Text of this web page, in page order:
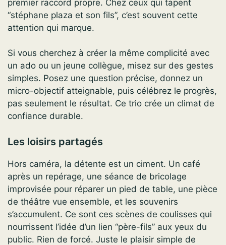
premier raccord propre. Chez ceux qui tapent
“stéphane plaza et son fils”, c’est souvent cette
attention qui marque.
Si vous cherchez à créer la même complicité avec
un ado ou un jeune collègue, misez sur des gestes
simples. Posez une question précise, donnez un
micro-objectif atteignable, puis célébrez le progrès,
pas seulement le résultat. Ce trio crée un climat de
confiance durable.
Les loisirs partagés
Hors caméra, la détente est un ciment. Un café
après un repérage, une séance de bricolage
improvisée pour réparer un pied de table, une pièce
de théâtre vue ensemble, et les souvenirs
s’accumulent. Ce sont ces scènes de coulisses qui
nourrissent l’idée d’un lien “père-fils” aux yeux du
public. Rien de forcé. Juste le plaisir simple de